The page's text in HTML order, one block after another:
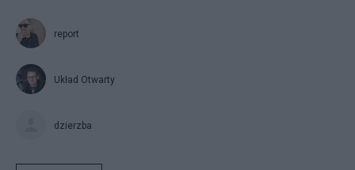
report
Układ Otwarty
dzierzba